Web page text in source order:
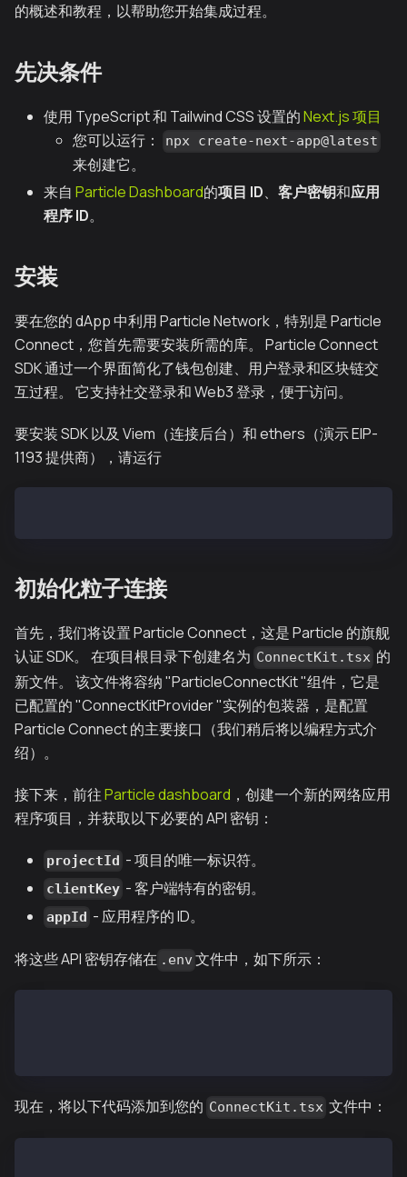
的概述和教程，以帮助您开始集成过程。
先决条件
使用 TypeScript 和 Tailwind CSS 设置的Next.js 项目
您可以运行：
npx create-next-app@latest
来创建它。
来自 Particle Dashboard的项目 ID、 客户密钥和应用
程序 ID。
安装
要在您的 dApp 中利用 Particle Network，特别是 Particle
Connect，您首先需要安装所需的库。 Particle Connect
SDK 通过一个界面简化了钱包创建、用户登录和区块链交
互过程。 它支持社交登录和 Web3 登录，便于访问。
要安装 SDK 以及 Viem（连接后台）和 ethers（演示 EIP-
1193 提供商），请运行
初始化粒子连接
首先，我们将设置 Particle Connect，这是 Particle 的旗舰
认证 SDK。 在项目根目录下创建名为 ConnectKit.tsx 的
新文件。 该文件将容纳 "ParticleConnectKit "组件，它是
已配置的 "ConnectKitProvider "实例的包装器，是配置
Particle Connect 的主要接口（我们稍后将以编程方式介
绍）。
接下来，前往Particle dashboard ，创建一个新的网络应用
程序项目，并获取以下必要的 API 密钥：
projectId - 项目的唯一标识符。
clientKey - 客户端特有的密钥。
appId - 应用程序的 ID。
将这些 API 密钥存储在 .env 文件中，如下所示：
现在，将以下代码添加到您的 ConnectKit.tsx 文件中：